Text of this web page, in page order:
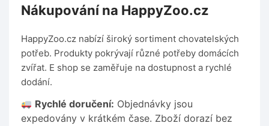
Nákupování na HappyZoo.cz
HappyZoo.cz nabízí široký sortiment chovatelských
potřeb. Produkty pokrývají různé potřeby domácích
zvířat. E shop se zaměřuje na dostupnost a rychlé
dodání.
Rychlé doručení: Objednávky jsou
expedovány v krátkém čase. Zboží dorazí bez